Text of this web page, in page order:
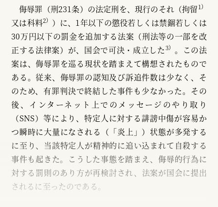
侮辱罪（刑231条）の法定刑を、現行のそれ（拘留1）
又は科料2） ）に、1年以下の懲役若しくは禁錮若しくは
30万円以下の罰金を追加する法案（刑法等の一部を改
正する法律案）が、国会で可決・成立した3） 。この法
案は、侮辱罪を巡る現状を踏まえて構想されたもので
ある。従来、侮辱罪の認知及び訴追件数は少なく、そ
のため、有罪判決で終結した事件も少なかった。その
後、インターネット上でのメッセージのやり取り
（SNS）等により、特定人に対する誹謗中傷が容易か
つ瞬時に大量になされる（「炎上」）状態が多発する
に至り、当該特定人が精神的に追い込まれて自殺する
事件も起きた。こうした事態を踏まえ、侮辱的行為に
対する罰則のあり方が再検討され、法案が国会に提出
されるに至ったのである。